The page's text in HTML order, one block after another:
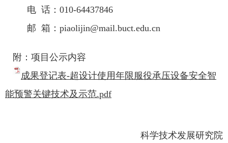
电 话：010-64437846
邮 箱：piaolijin@mail.buct.edu.cn
附：项目公示内容
成果登记表-超设计使用年限服役承压设备安全智
能预警关键技术及示范.pdf
科学技术发展研究院